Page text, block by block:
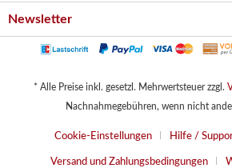
Newsletter
* Alle Preise inkl. gesetzl. Mehrwertsteuer zzgl.
Nachnahmegebühren, wenn nicht
Cookie-Einstellungen Hilfe /
Versand und Zahlungsbedingungen